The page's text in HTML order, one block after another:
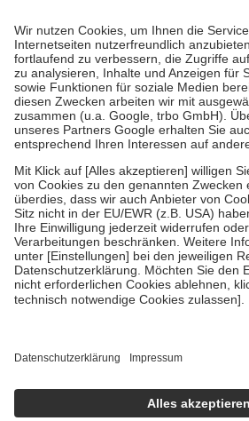
höchstens zehn Euro.
Es sind jedoch nie
Kosten der Leistung zu entrichten.
Diese Regeln gelten grundsätzlich auch
Bei Heilmitteln und häuslicher
Zuzahlung zehn Prozent der Kosten sowie
Verordnung.
Um das Engagement der Versicherten für
stärken und die besondere Stellung der
fallenkeine Zuzahlungenan bei:
• Kindern und Jugendlichen bis zum
mit Ausnahme der Fahrkosten
• Untersuchungen zur Vorsorge und
GKV getragen werden
• empfohlenen Schutzimpfungen
• Harn- und Blutteststreifen
getroffen, um sicherzustellen, dass es sich
https://help.etrusted.com/hc/de/articles/